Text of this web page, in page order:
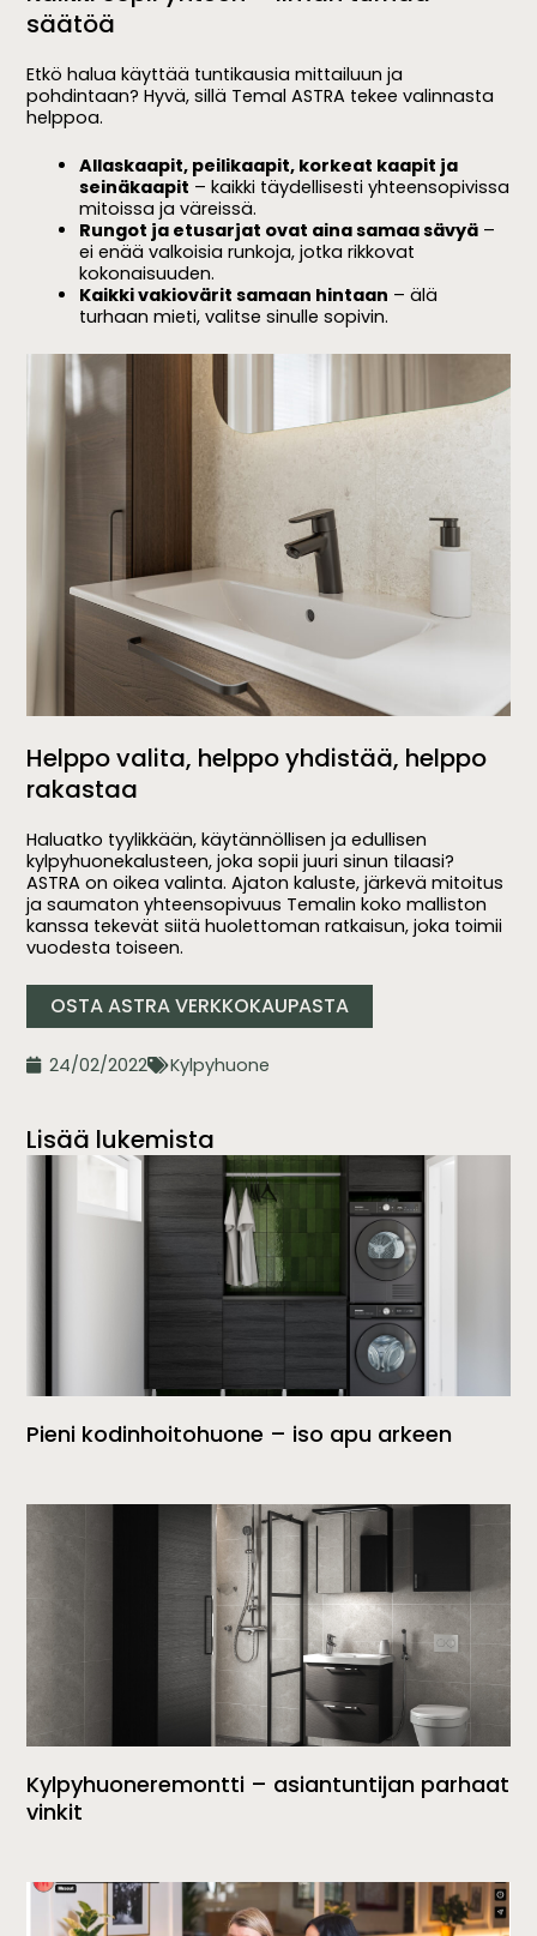
säätöä
Etkö halua käyttää tuntikausia mittailuun ja
pohdintaan? Hyvä, sillä Temal ASTRA tekee valinnasta
helppoa.
Allaskaapit, peilikaapit, korkeat kaapit ja
seinäkaapit – kaikki täydellisesti yhteensopivissa
mitoissa ja väreissä.
Rungot ja etusarjat ovat aina samaa sävyä–
ei enää valkoisia runkoja, jotka rikkovat
kokonaisuuden.
Kaikki vakiovärit samaan hintaan – älä
turhaan mieti, valitse sinulle sopivin.
Helppo valita, helppo yhdistää, helppo
rakastaa
Haluatko tyylikkään, käytännöllisen ja edullisen
kylpyhuonekalusteen, joka sopii juuri sinun tilaasi?
ASTRA on oikea valinta. Ajaton kaluste, järkevä mitoitus
ja saumaton yhteensopivuus Temalin koko malliston
kanssa tekevät siitä huolettoman ratkaisun, joka toimii
vuodesta toiseen.
OSTA ASTRA VERKKOKAUPASTA
24/02/2022 Kylpyhuone
Lisää lukemista
Pieni kodinhoitohuone – iso apu arkeen
Kylpyhuoneremontti – asiantuntijan parhaat
vinkit